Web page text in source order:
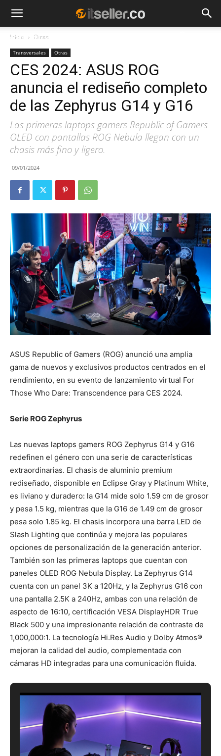
NOTICIAS
Inicio Otras
Transversales Otras
CES 2024: ASUS ROG
anuncia el rediseño completo
de las Zephyrus G14 y G16
Las primeras laptops gamers Republic of Gamers
OLED con pantallas ROG Nebula llegan con un
chasis más fino y ligero.
09/01/2024
ASUS Republic of Gamers (ROG) anunció una amplia
gama de nuevos y exclusivos productos centrados en el
rendimiento, en su evento de lanzamiento virtual For
Those Who Dare: Transcendence para CES 2024.
Serie ROG Zephyrus
Las nuevas laptops gamers ROG Zephyrus G14 y G16
redefinen el género con una serie de características
extraordinarias. El chasis de aluminio premium
rediseñado, disponible en Eclipse Gray y Platinum White,
es liviano y duradero: la G14 mide solo 1.59 cm de grosor
y pesa 1.5 kg, mientras que la G16 de 1.49 cm de grosor
pesa solo 1.85 kg. El chasis incorpora una barra LED de
Slash Lighting que continúa y mejora las populares
opciones de personalización de la generación anterior.
También son las primeras laptops que cuentan con
paneles OLED ROG Nebula Display. La Zephyrus G14
cuenta con un panel 3K a 120Hz, y la Zephyrus G16 con
una pantalla 2.5K a 240Hz, ambas con una relación de
aspecto de 16:10, certificación VESA DisplayHDR True
Black 500 y una impresionante relación de contraste de
1,000,000:1. La tecnología Hi.Res Audio y Dolby Atmos®
mejoran la calidad del audio, complementada con
cámaras HD integradas para una comunicación fluida.